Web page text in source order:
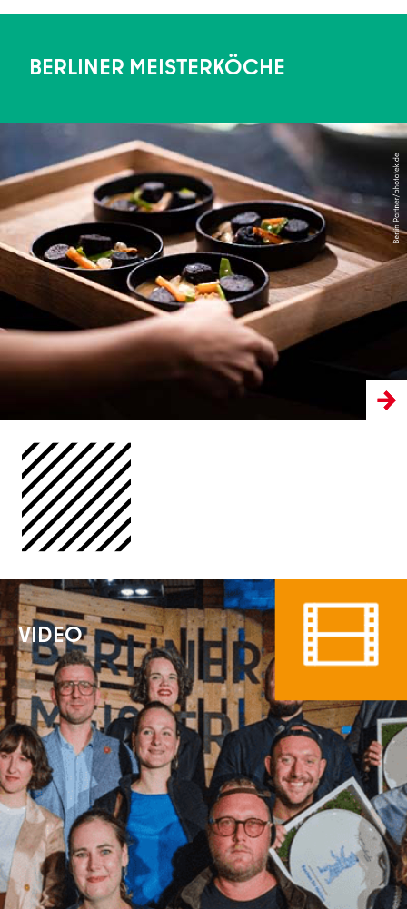
BERLINER MEISTERKÖCHE
Mehr erfahren
VIDEO
Mehr erfahren